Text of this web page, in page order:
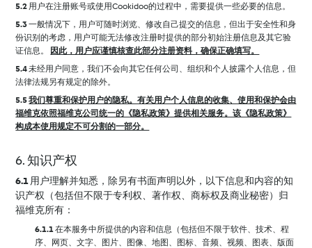
5.2 用户在注册账号或使用Cookidoo的过程中，需要提供一些必要的信息。
5.3一般情况下，用户可随时浏览、修改自己提交的信息，但出于安全性和身
份识别的考虑，用户可能无法修改注册时提供的部分初始注册信息及其它验
证信息。 因此，用户应谨慎核查此部分注册资料，确保正确填写。
5.4未经用户同意，我们不会向其它任何公司、组织和个人披露个人信息，但
法律法规另有规定的除外。
5.5我们尊重和保护用户的隐私。有关用户个人信息的收集、使用和保护会由
福维克依照福维克公司统一的《隐私政策》提供相关服务。该《隐私政策》
构成本使用规定不可分割的一部分。
6. 知识产权
6.1用户理解并知悉，除另有书面声明以外，以下信息和内容的知
识产权（包括但不限于专利权、著作权、商标权及商业秘密）归
福维克所有：
6.1.1在本服务中所提供的内容和信息（包括但不限于软件、技术、程
序、网页、文字、图片、图像、地图、图标、音频、视频、图表、版面